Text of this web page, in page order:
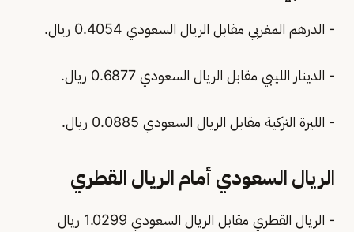
- الدرهم المغربي مقابل الريال السعودي 0.4054 ريال.
- الدينار الليبي مقابل الريال السعودي 0.6877 ريال.
- الليرة التركية مقابل الريال السعودي 0.0885 ريال.
الريال السعودي أمام الريال القطري
- الريال القطري مقابل الريال السعودي 1.0299 ريال